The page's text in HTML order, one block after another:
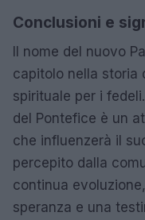
Conclusioni e
Il nome del nuovo
capitolo nella storia
spirituale per i
del Pontefice è un
che influenzerà il
percepito dalla
continua
speranza e una